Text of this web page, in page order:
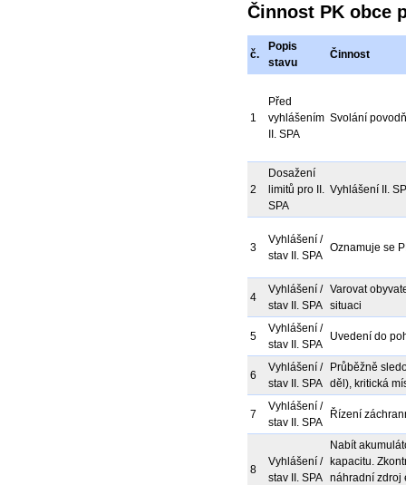
Činnost PK obce
č.
Popis
stavu
Činnost
1
Před
vyhlášením
II. SPA
Svolání
2
Dosažení
limitů pro II.
SPA
Vyhlášení II.
3
Vyhlášení /
stav II. SPA
Oznamuje se
4
Vyhlášení /
stav II. SPA
Varovat
situaci
5
Vyhlášení /
stav II. SPA
Uvedení do
6
Vyhlášení /
stav II. SPA
Průběžně
děl), kritická
7
Vyhlášení /
stav II. SPA
Řízení
8
Vyhlášení /
stav II. SPA
Nabít
kapacitu.
náhradní zdroj